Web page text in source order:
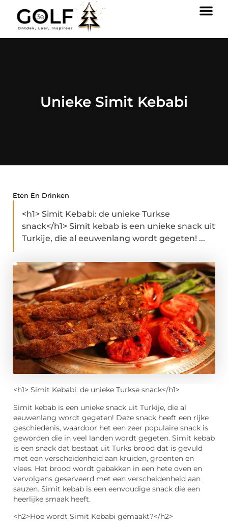
Unieke Simit Kebabi
Eten En Drinken
<h1> Simit Kebabi: de unieke Turkse
snack</h1> Simit kebab is een unieke snack uit
Turkije, die al eeuwenlang wordt gegeten! ...
<h1> Simit Kebabi: de unieke Turkse snack</h1>
Simit kebab is een unieke snack uit Turkije, die al
eeuwenlang wordt gegeten! Deze snack heeft een rijke
geschiedenis, waardoor het een zeer populaire snack is
geworden die in veel landen wordt gegeten. Simit kebab
is een snack dat bestaat uit Turks brood dat is gevuld
met een verscheidenheid aan kruiden, groenten en
vlees. Het brood wordt gebakken in een hete oven en
vervolgens geserveerd met een verscheidenheid aan
sauzen. Simit kebab is een eenvoudige snack die een
heerlijke smaak heeft.
<h2>Hoe wordt Simit Kebabi gemaakt?</h2>